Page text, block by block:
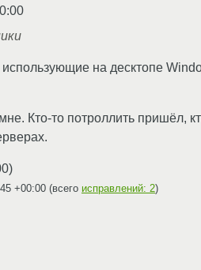
на десктопе
Кто-то потроллить пришёл,
)
+00:00 (всего исправлений: 2)